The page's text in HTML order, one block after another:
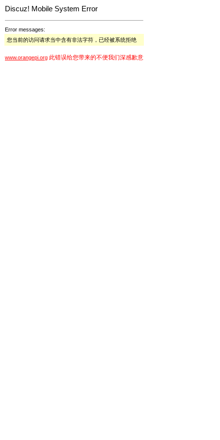
Discuz! Mobile System Error
Error messages:
您当前的访问请求当中含有非法字符，已经被系统拒绝
www.orangepi.org 此错误给您带来的不便我们深感歉意